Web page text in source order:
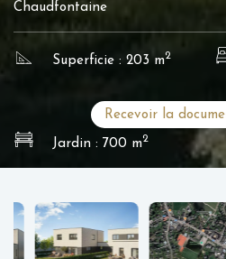
Chaudfontaine
Superficie : 203 m2
Recevoir la
Jardin : 700 m2